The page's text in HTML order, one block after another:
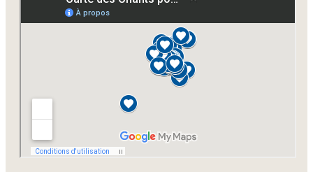
newsletters